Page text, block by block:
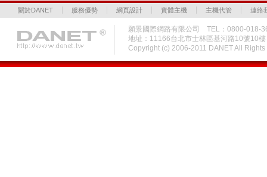
關於DANET 服務優勢 網頁設計 實體主機 主機代管 連絡
願景國際網路有限公司 TEL：0800-018-
地址：11166台北市士林區基河路10號10
Copyright (c) 2006-2011 DANET All